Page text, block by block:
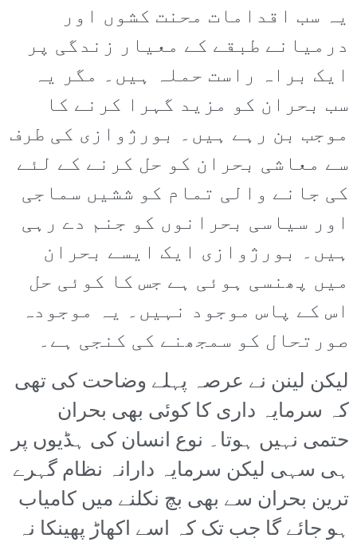
یہ سب اقدامات محنت کشوں اور
درمیانے طبقے کے معیار زندگی پر
ایک براہ راست حملہ ہیں۔ مگر یہ
سب بحران کو مزید گہرا کرنے کا
موجب بن رہے ہیں۔ بورژوازی کی طرف
سے معاشی بحران کو حل کرنے کے لئے
کی جانے والی تمام کو ششیں سماجی
اور سیاسی بحرانوں کو جنم دے رہی
ہیں۔ بورژوازی ایک ایسے بحران
میں پھنسی ہوئی ہے جس کا کوئی حل
اس کے پاس موجود نہیں۔ یہ موجودہ
صورتحال کو سمجھنے کی کنجی ہے۔
لیکن لینن نے عرصہ پہلے وضاحت کی تھی
کہ سرمایہ داری کا کوئی بھی بحران
حتمی نہیں ہوتا۔ نوع انسان کی ہڈیوں پر
ہی سہی لیکن سرمایہ دارانہ نظام گہرے
ترین بحران سے بھی بچ نکلنے میں کامیاب
ہو جائے گا جب تک کہ اسے اکھاڑ پھینکا نہ